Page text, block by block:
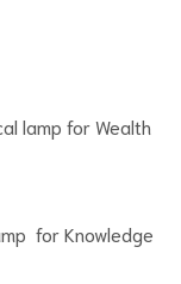
lamp for Wealth
for Knowledge